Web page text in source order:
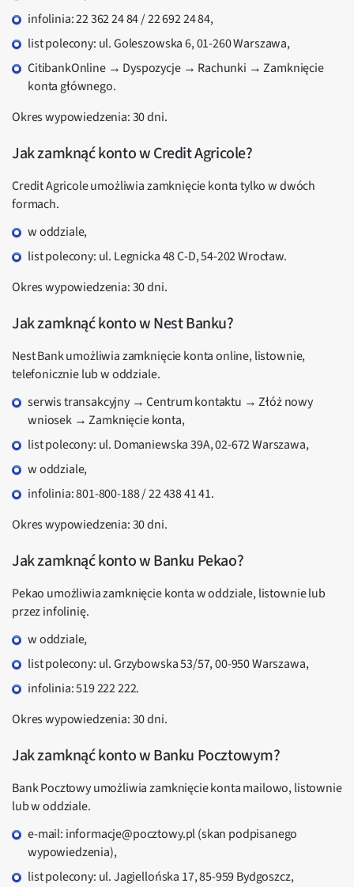
infolinia: 22 362 24 84 / 22 692 24 84,
list polecony: ul. Goleszowska 6, 01-260 Warszawa,
CitibankOnline → Dyspozycje → Rachunki → Zamknięcie
konta głównego.
Okres wypowiedzenia: 30 dni.
Jak zamknąć konto w Credit Agricole?
Credit Agricole umożliwia zamknięcie konta tylko w dwóch
formach.
w oddziale,
list polecony: ul. Legnicka 48 C-D, 54-202 Wrocław.
Okres wypowiedzenia: 30 dni.
Jak zamknąć konto w Nest Banku?
Nest Bank umożliwia zamknięcie konta online, listownie,
telefonicznie lub w oddziale.
serwis transakcyjny → Centrum kontaktu → Złóż nowy
wniosek → Zamknięcie konta,
list polecony: ul. Domaniewska 39A, 02-672 Warszawa,
w oddziale,
infolinia: 801-800-188 / 22 438 41 41.
Okres wypowiedzenia: 30 dni.
Jak zamknąć konto w Banku Pekao?
Pekao umożliwia zamknięcie konta w oddziale, listownie lub
przez infolinię.
w oddziale,
list polecony: ul. Grzybowska 53/57, 00-950 Warszawa,
infolinia: 519 222 222.
Okres wypowiedzenia: 30 dni.
Jak zamknąć konto w Banku Pocztowym?
Bank Pocztowy umożliwia zamknięcie konta mailowo, listownie
lub w oddziale.
e-mail: informacje@pocztowy.pl (skan podpisanego
wypowiedzenia),
list polecony: ul. Jagiellońska 17, 85-959 Bydgoszcz,